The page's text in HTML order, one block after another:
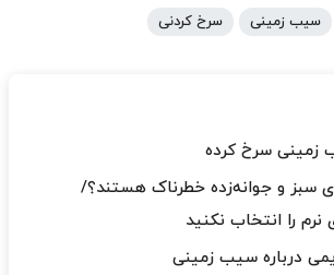
سیب زمینی سرخ کردنی
سرخ کرده
سبز و جوانه‌زده خطرناک هستند؟/
را انتخاب نکنید
درباره سیب زمینی